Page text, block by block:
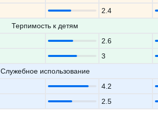
2.4
Терпимость к детям
2.6
3
Служебное использование
4.2
2.5